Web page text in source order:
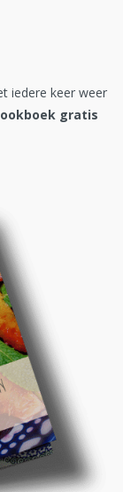
iedere keer weer
gratis